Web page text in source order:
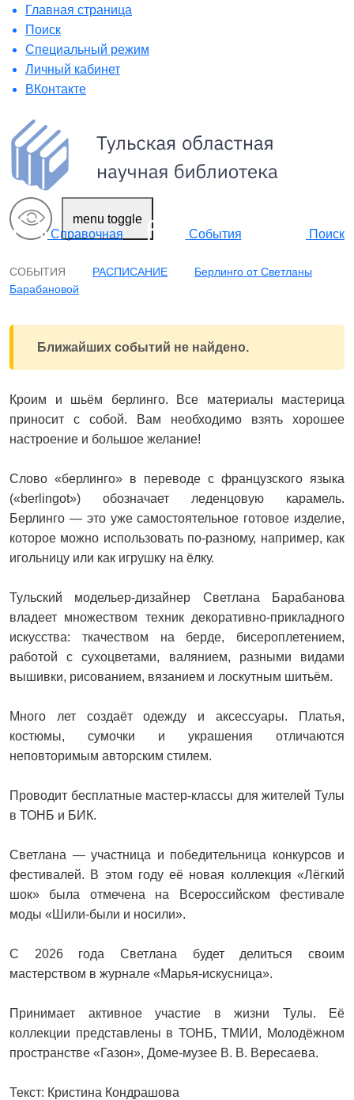
Главная страница
Поиск
Специальный режим
Личный кабинет
ВКонтакте
menu toggle
Справочная
События Поиск
СОБЫТИЯ РАСПИСАНИЕ
Берлинго от Светланы
Барабановой
Ближайших событий не найдено.
Кроим и шьём берлинго. Все материалы мастерица
приносит с собой. Вам необходимо взять хорошее
настроение и большое желание!
Слово «берлинго» в переводе с французского языка
(«berlingot») обозначает леденцовую карамель.
Берлинго — это уже самостоятельное готовое изделие,
которое можно использовать по‑разному, например, как
игольницу или как игрушку на ёлку.
Тульский модельер‑дизайнер Светлана Барабанова
владеет множеством техник декоративно‑прикладного
искусства: ткачеством на берде, бисероплетением,
работой с сухоцветами, валянием, разными видами
вышивки, рисованием, вязанием и лоскутным шитьём.
Много лет создаёт одежду и аксессуары. Платья,
костюмы, сумочки и украшения отличаются
неповторимым авторским стилем.
Проводит бесплатные мастер‑классы для жителей Тулы
в ТОНБ и БИК.
Светлана — участница и победительница конкурсов и
фестивалей. В этом году её новая коллекция «Лёгкий
шок» была отмечена на Всероссийском фестивале
моды «Шили‑были и носили».
С 2026 года Светлана будет делиться своим
мастерством в журнале «Марья‑искусница».
Принимает активное участие в жизни Тулы. Её
коллекции представлены в ТОНБ, ТМИИ, Молодёжном
пространстве «Газон», Доме‑музее В. В. Вересаева.
Текст: Кристина Кондрашова